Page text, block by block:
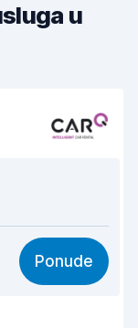
u
8,8
8,2
Ponude